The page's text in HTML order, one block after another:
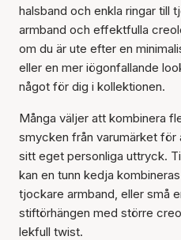
halsband och enkla ringar till
armband och effektfulla
om du är ute efter en
eller en mer iögonfallande
något för dig i kollektionen.
Många väljer att kombinera
smycken från varumärket för
sitt eget personliga uttryck.
kan en tunn kedja
tjockare armband, eller små
stiftörhängen med större
lekfull twist.